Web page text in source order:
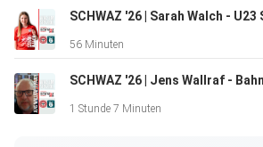
56 Minuten
1 Stunde 7 Minuten